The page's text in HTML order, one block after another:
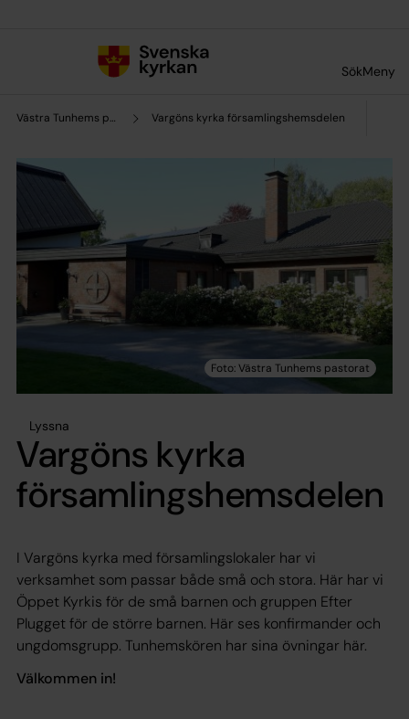
SökMeny
Västra Tunhems pastorat Vargöns kyrka församlingshemsdelen
Lyssna
Vargöns kyrka
församlingshemsdelen
I Vargöns kyrka med församlingslokaler har vi
verksamhet som passar både små och stora. Här har vi
Öppet Kyrkis för de små barnen och gruppen Efter
Plugget för de större barnen. Här ses konfirmander och
ungdomsgrupp. Tunhemskören har sina övningar här.
Välkommen in!